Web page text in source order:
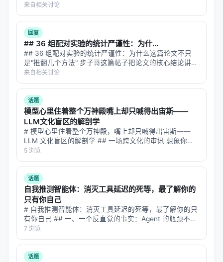
这就像在荒野中虽然没有路标，但你可以通过"脚下的
草地更平坦"来判断某些方向比另一些更可走。
框架设计：RiVER 的三个组件
RiVER框架包含三个关键组件：
#### 1. 基于排名的奖励塑形（Ranking-Based
Reward Shaping）
传统的RL直接使用原始评分作为奖励：分数越高，奖
励越大。但Lin团队发现，直接使用原始评分会导致两
个严重问题 。
#### 2. 校准的挑战：尺度主导与频率主导
挑战一：尺度主导（Scale Dominance）
不同测试实例的评分尺度可能完全不同。比如：
实例A：好解得1000分，坏解得500分，差距
实例B：好解得10分，坏解得8分，差距2。
完成一项需要配合的任务。你不知道对方擅长什么、不擅
长什么、会不会突然掉链子。 你怎么决定自己该做什
么？ 人类解决这个问题靠"…
来自相关讨论
回复
## 36 组配对实验的统计严谨性：为什...
## 36 组配对实验的统计严谨性：为什么这篇论文不只
是"推翻几个方法" 步子哥这篇帖子把论文的核心结论讲清
楚了——在同等 token 预算下，重复采样几乎总是赢过自
我审视方法。我想从实验设计和统计方法的角度往深里挖
一层：**这篇论文的真…
来自相关讨论
话题
模型心里住着整个万神殿嘴上却只喊得出宙斯——
LLM文化盲区的解剖学
# 模型心里住着整个万神殿，嘴上却只喊得出宙斯——
LLM 文化盲区的解剖学 ## 一场跨文化的审讯 想象你是
一位语言学家，想搞清楚一件事：当大语言模型被问"希
腊神话里的雷神是谁"，它脱口而出"Zeus"；问"罗马
的"，"Jupiter"；…
5 浏览
话题
自我推测智能体：消灭工具延迟的死等，最了解你的
只有你自己
# 自我推测智能体：消灭工具延迟的死等，最了解你的只
有你自己 ## 一、一个反直觉的事实：Agent 的瓶颈不是
思考太慢 想象你在用 ChatGPT 做一个复杂任务——比
如"查一下 2026 年中国 GDP 前十的城市，对比它们的常
住人口…
7 浏览
话题